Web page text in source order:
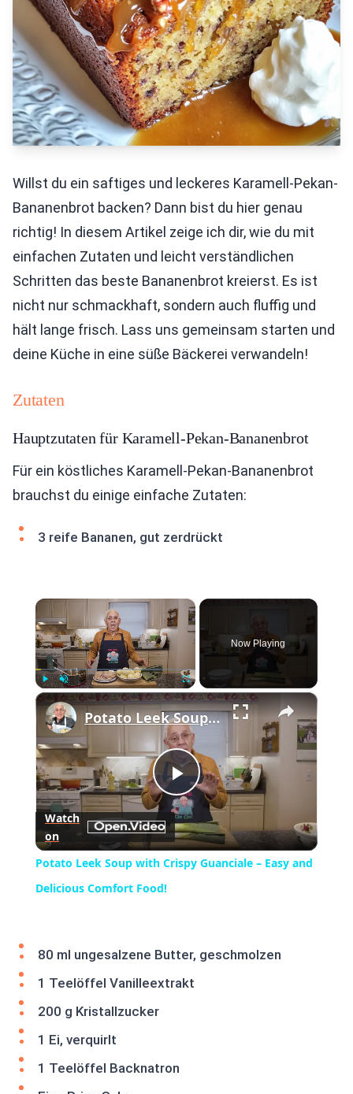
Willst du ein saftiges und leckeres Karamell-Pekan-
Bananenbrot backen? Dann bist du hier genau
richtig! In diesem Artikel zeige ich dir, wie du mit
einfachen Zutaten und leicht verständlichen
Schritten das beste Bananenbrot kreierst. Es ist
nicht nur schmackhaft, sondern auch fluffig und
hält lange frisch. Lass uns gemeinsam starten und
deine Küche in eine süße Bäckerei verwandeln!
Zutaten
Hauptzutaten für Karamell-Pekan-Bananenbrot
Für ein köstliches Karamell-Pekan-Bananenbrot
brauchst du einige einfache Zutaten:
3 reife Bananen, gut zerdrückt
×
Unmute Fullscreen
Now Playing
×
Play
Video
Potato Leek Soup with Crispy Guanciale – Easy and Delicious Comfort Food!
Watch
on
Potato Leek Soup with Crispy Guanciale – Easy and
Delicious Comfort Food!
80 ml ungesalzene Butter, geschmolzen
1 Teelöffel Vanilleextrakt
200 g Kristallzucker
1 Ei, verquirlt
1 Teelöffel Backnatron